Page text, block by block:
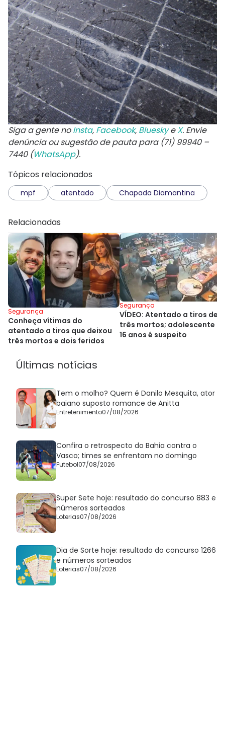
Siga a gente noInsta, Facebook, BlueskyeX. Envie
denúncia ou sugestão de pauta para (71) 99940 –
7440 (WhatsApp).
Tópicos relacionados
mpf atentado Chapada Diamantina
Relacionadas
Segurança
Conheça vítimas do
atentado a tiros que deixou
três mortos e dois feridos
Segurança
VÍDEO: Atentado a tiros
três mortos; adolescente
16 anos é suspeito
Últimas notícias
Tem o molho? Quem é Danilo Mesquita, ator
baiano suposto romance de Anitta
Entretenimento07/08/2026
Confira o retrospecto do Bahia contra o
Vasco; times se enfrentam no domingo
Futebol07/08/2026
Super Sete hoje: resultado do concurso 883 e
números sorteados
Loterias07/08/2026
Dia de Sorte hoje: resultado do concurso 1266
e números sorteados
Loterias07/08/2026